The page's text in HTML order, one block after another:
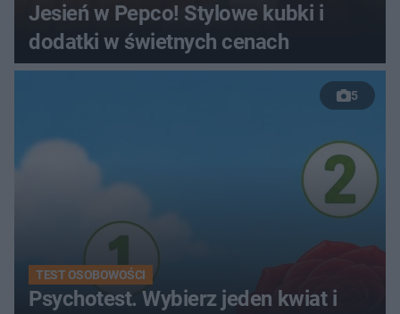
Jesień w Pepco! Stylowe kubki i
dodatki w świetnych cenach
5
TEST OSOBOWOŚCI
Psychotest. Wybierz jeden kwiat i